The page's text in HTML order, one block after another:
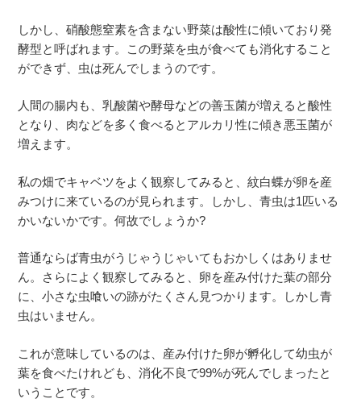
しかし、硝酸態窒素を含まない野菜は酸性に傾いており発
酵型と呼ばれます。この野菜を虫が食べても消化すること
ができず、虫は死んでしまうのです。
人間の腸内も、乳酸菌や酵母などの善玉菌が増えると酸性
となり、肉などを多く食べるとアルカリ性に傾き悪玉菌が
増えます。
私の畑でキャベツをよく観察してみると、紋白蝶が卵を産
みつけに来ているのが見られます。しかし、青虫は1匹いる
かいないかです。何故でしょうか?
普通ならば青虫がうじゃうじゃいてもおかしくはありませ
ん。さらによく観察してみると、卵を産み付けた葉の部分
に、小さな虫喰いの跡がたくさん見つかります。しかし青
虫はいません。
これが意味しているのは、産み付けた卵が孵化して幼虫が
葉を食べたけれども、消化不良で99%が死んでしまったと
いうことです。